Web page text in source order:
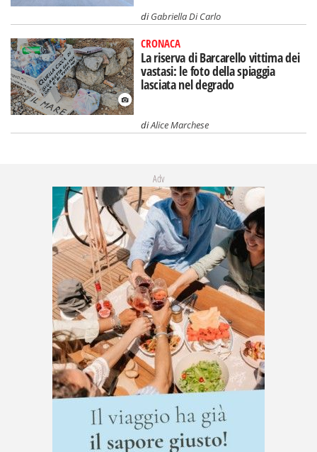
diGabriella Di Carlo
CRONACA
La riserva di Barcarello vittima dei
vastasi: le foto della spiaggia
lasciata nel degrado
diAlice Marchese
Adv